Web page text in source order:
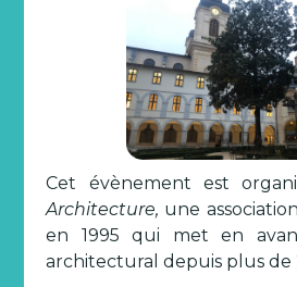
Cet évènement est
Architecture, une
en 1995 qui met en
architectural depuis plus de